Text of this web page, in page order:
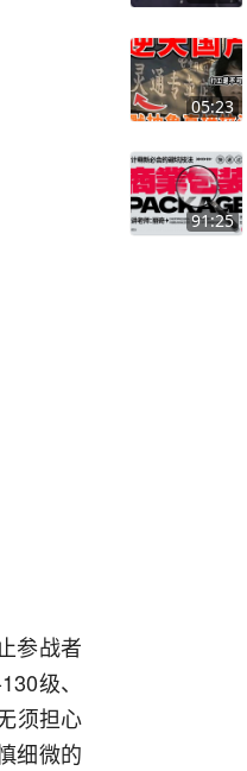
参战者
级、
须担心
细微的
05:23
91:25